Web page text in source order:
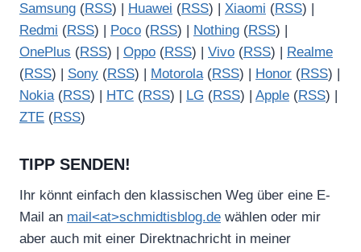
Samsung (RSS) | Huawei (RSS) | Xiaomi (RSS) |
Redmi (RSS) | Poco (RSS) | Nothing (RSS) |
OnePlus (RSS) | Oppo (RSS) | Vivo (RSS) |
Realme
(RSS) | Sony (RSS) | Motorola(RSS) | Honor (RSS) |
Nokia(RSS) | HTC (RSS) | LG (RSS) | Apple (RSS) |
ZTE (RSS)
TIPP SENDEN!
Ihr könnt einfach den klassischen Weg über eine E-
Mail an mail<at>schmidtisblog.de wählen oder mir
aber auch mit einer Direktnachricht in meiner